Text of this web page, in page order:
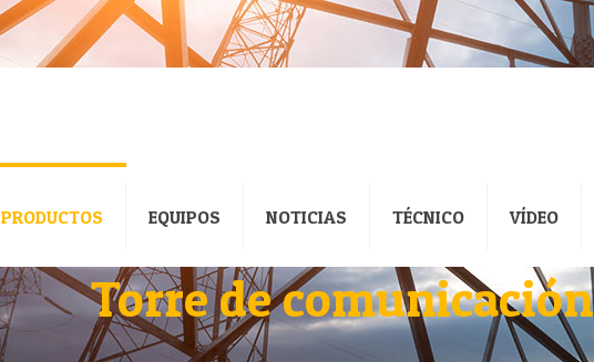
PRODUCTOS EQUIPOS NOTICIAS TÉCNICO VÍDEO
Torre de comunicación